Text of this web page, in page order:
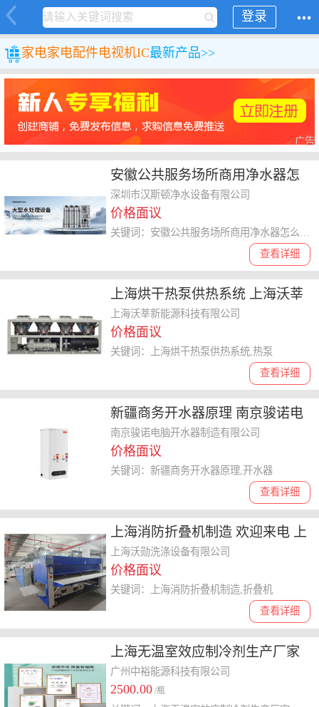
登录
家电家电配件电视机IC最新产品>>
广告
安徽公共服务场所商用净水器怎
么样 深圳市汉斯顿净水设备供应
深圳市汉斯顿净水设备有限公司
价格面议
查看详细
上海烘干热泵供热系统 上海沃莘
新能源科技供应
上海沃莘新能源科技有限公司
价格面议
查看详细
关键词：上海烘干热泵供热系统,热泵
新疆商务开水器原理 南京骏诺电
脑开水器制造供应
南京骏诺电脑开水器制造有限公司
价格面议
查看详细
关键词：新疆商务开水器原理,开水器
上海消防折叠机制造 欢迎来电 上
海沃勋洗涤设备供应
上海沃勋洗涤设备有限公司
价格面议
查看详细
关键词：上海消防折叠机制造,折叠机
上海无温室效应制冷剂生产厂家
广州中裕能源科技供应
广州中裕能源科技有限公司
2500.00 /瓶